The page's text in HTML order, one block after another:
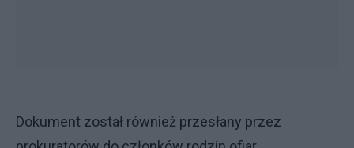
Dokument został również przesłany przez